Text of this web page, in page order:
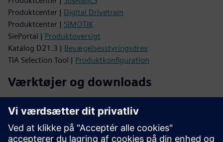
Produktcenter | Digital Drivetrain
Produktcenter | SIMOTIK
SiePortal | Produktoversigt
Katalog D21.3 | Bevægelsesstyringsdrev
TIA Selection Tool | Produktkonfiguration
Værktøjer og downloads
Billeddatabase |Produktbilleder og dimension
CAx Download Manager |CAx data